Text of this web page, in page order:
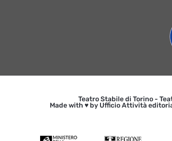
Teatro Stabile di Torino -
Made with ♥ by Ufficio Attività